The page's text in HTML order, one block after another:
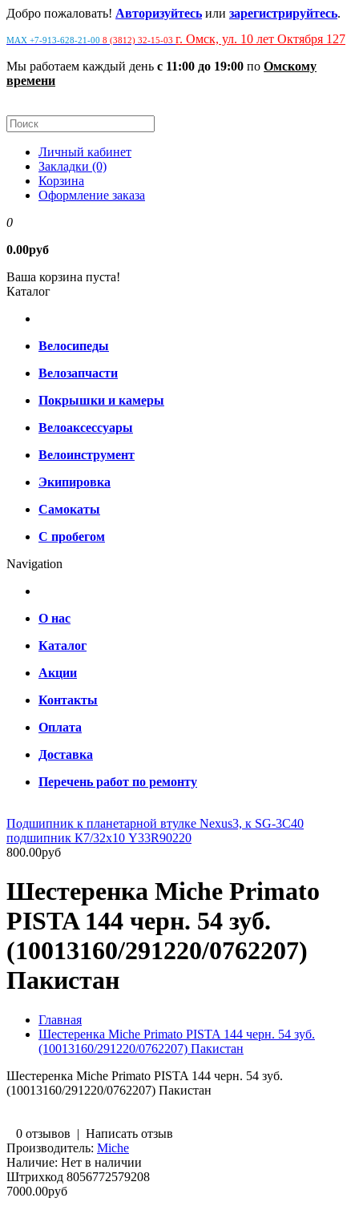
Добро пожаловать! Авторизуйтесь или зарегистрируйтесь.
MAX +7-913-628-21-00 8 (3812) 32-15-03 г. Омск, ул. 10 лет Октября 127
Мы работаем каждый день с 11:00 до 19:00 по Омскому
времени
Личный кабинет
Закладки (0)
Корзина
Оформление заказа
0
0.00руб
Ваша корзина пуста!
Каталог
Велосипеды
Велозапчасти
Покрышки и камеры
Велоаксессуары
Велоинструмент
Экипировка
Самокаты
С пробегом
Navigation
О нас
Каталог
Акции
Контакты
Оплата
Доставка
Перечень работ по ремонту
Подшипник к планетарной втулке Nexus3, к SG-3C40
подшипник К7/32х10 Y33R90220
800.00руб
Шестеренка Miche Primato
PISTA 144 черн. 54 зуб.
(10013160/291220/0762207)
Пакистан
Главная
Шестеренка Miche Primato PISTA 144 черн. 54 зуб.
(10013160/291220/0762207) Пакистан
Шестеренка Miche Primato PISTA 144 черн. 54 зуб.
(10013160/291220/0762207) Пакистан
0 отзывов | Написать отзыв
Производитель: Miche
Наличие: Нет в наличии
Штрихкод 8056772579208
7000.00руб